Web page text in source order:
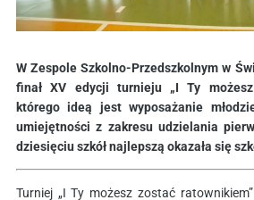
W Zespole Szkolno-Przedszkolnym w
finał XV edycji turnieju „I Ty możesz
którego ideą jest wyposażanie
umiejętności z zakresu udzielania
dziesięciu szkół najlepszą okazała się
Turniej „I Ty możesz zostać